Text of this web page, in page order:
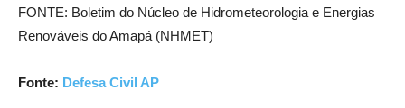
FONTE: Boletim do Núcleo de Hidrometeorologia e Energias
Renováveis do Amapá (NHMET)
Fonte: Defesa Civil AP